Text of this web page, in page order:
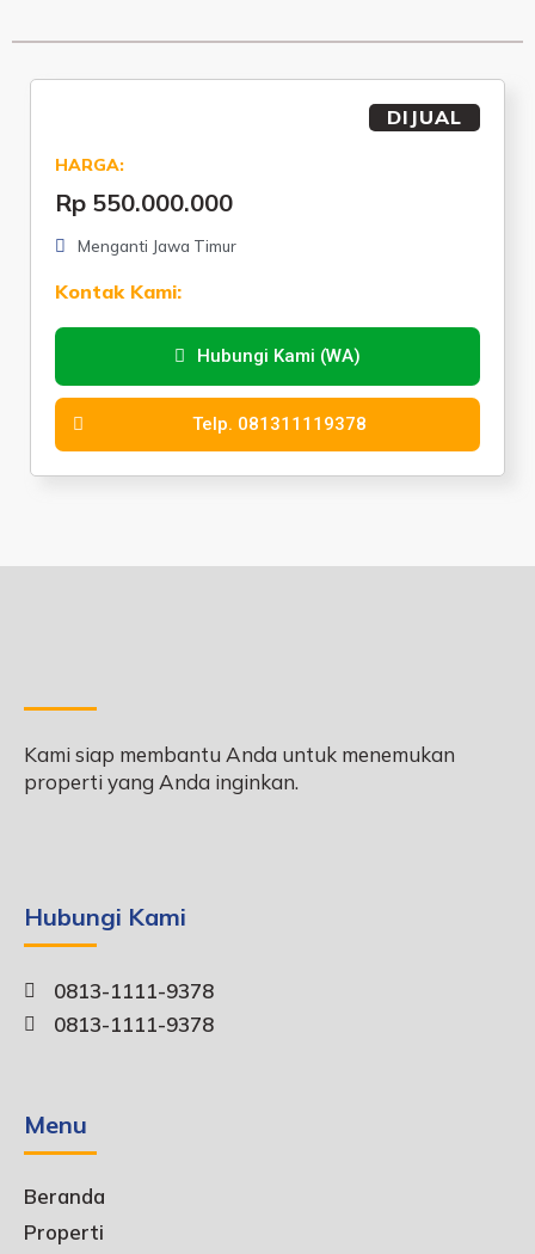
DIJUAL
HARGA:
Rp 550.000.000
Menganti Jawa Timur
Kontak Kami:
Hubungi Kami (WA)
Telp. 081311119378
Kami siap membantu Anda untuk menemukan
properti yang Anda inginkan.
Hubungi Kami
0813-1111-9378
0813-1111-9378
Menu
Beranda
Properti